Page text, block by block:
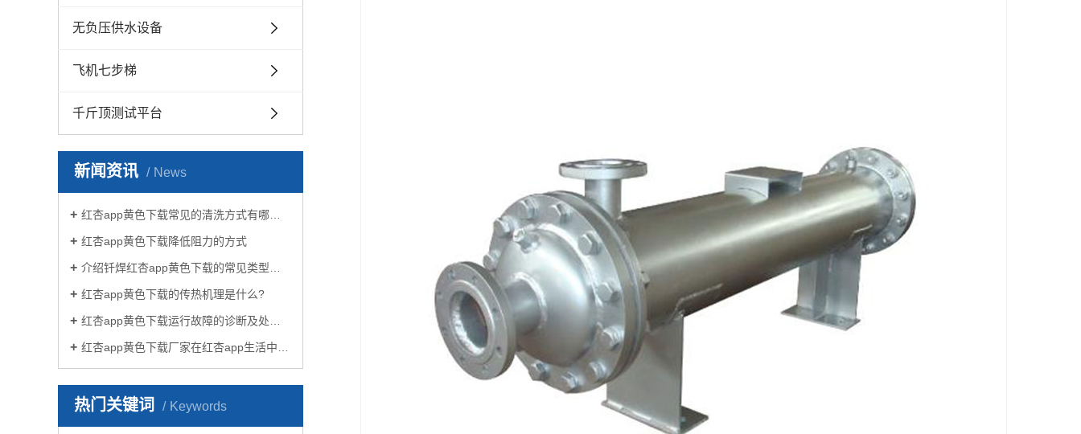
无负压供水设备
飞机七步梯
千斤顶测试平台
新闻资讯 News
红杏app黄色下载常见的清洗方式有哪些？
红杏app黄色下载降低阻力的方式
介绍钎焊红杏app黄色下载的常见类型有哪些
红杏app黄色下载的传热机理是什么?
红杏app黄色下载运行故障的诊断及处理方法
红杏app黄色下载厂家在红杏app生活中有哪些作用？
热门关键词 Keywords